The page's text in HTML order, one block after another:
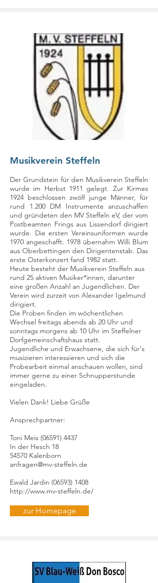
Musikverein Steffeln
Der Grundstein für den Musikverein Steffeln
wurde im Herbst 1911 gelegt. Zur Kirmes
1924 beschlossen zwölf junge Männer, für
rund 1.200 DM Instrumente anzuschaffen
und gründeten den MV Steffeln eV, der vom
Postbeamten Frings aus Lissendorf dirigiert
wurde. Die ersten Vereinsuniformen wurde
1970 angeschafft. 1978 übernahm Willi Blum
aus Oberbettingen den Dirigentenstab. Das
erste Osterkonzert fand 1982 statt.
Heute besteht der Musikverein Steffeln aus
rund 25 aktiven Musiker*innen, darunter
eine großen Anzahl an Jugendlichen. Der
Verein wird zurzeit von Alexander Igelmund
dirigiert.
Die Proben finden im wöchentlichen
Wechsel freitags abends ab 20 Uhr und
sonntags morgens ab 10 Uhr im Steffelner
Dorfgemeinschaftshaus statt.
Jugendliche und Erwachsene, die sich für's
musizieren interessieren und sich die
Probearbeit einmal anschauen wollen, sind
immer gerne zu einer Schnupperstunde
eingeladen.
Vielen Dank! Liebe Grüße
Ansprechpartner:
Toni Meis (06591) 4437
In der Hesch 18
54570 Kalenborn
anfragen@mv-steffeln.de
Ewald Jardin (06593) 1408
http://www.mv-steffeln.de/
zur Homepage